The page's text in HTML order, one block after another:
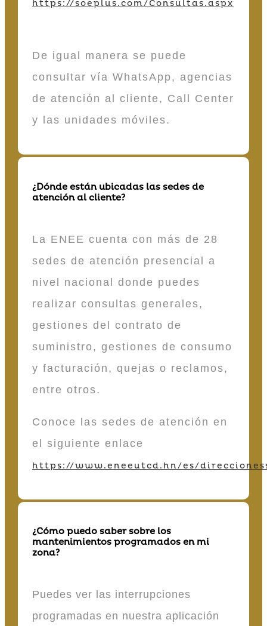
https://soeplus.com/Consultas.aspx
De igual manera se puede
consultar vía WhatsApp, agencias
de atención al cliente, Call Center
y las unidades móviles.
¿Dónde están ubicadas las sedes de
atención al cliente?
La ENEE cuenta con más de 28
sedes de atención presencial a
nivel nacional donde puedes
realizar consultas generales,
gestiones del contrato de
suministro, gestiones de consumo
y facturación, quejas o reclamos,
entre otros.
Conoce las sedes de atención en
el siguiente enlace
https://www.eneeutcd.hn/es/
¿Cómo puedo saber sobre los
mantenimientos programados en mi
zona?
Puedes ver las interrupciones
programadas en nuestra aplicación